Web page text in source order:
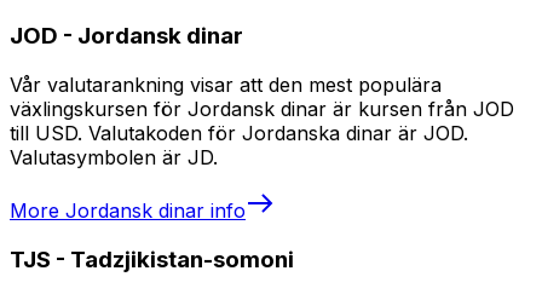
JOD - Jordansk dinar
Vår valutarankning visar att den mest populära
växlingskursen för Jordansk dinar är kursen från JOD
till USD. Valutakoden för Jordanska dinar är JOD.
Valutasymbolen är JD.
More Jordansk dinar info
TJS - Tadzjikistan-somoni